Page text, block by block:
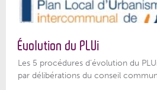
Évolution du PLUi
Les 5 procédures d’évolution du
par délibérations du conseil